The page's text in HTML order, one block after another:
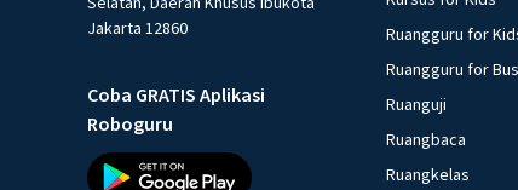
Jakarta 12860
Coba GRATIS Aplikasi
Roboguru
Ruangguru for
Ruangguru for
Ruanguji
Ruangbaca
Ruangkelas